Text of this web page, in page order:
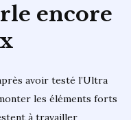
encore
avoir testé l’Ultra
les éléments forts
à travailler